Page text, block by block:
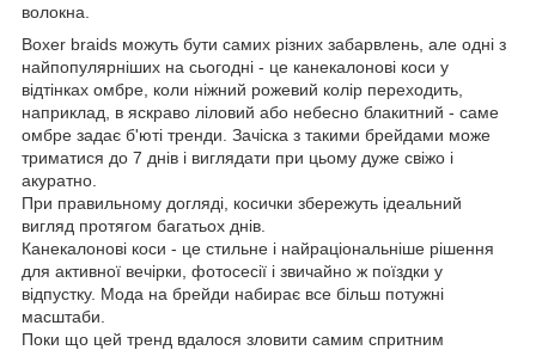
волокна.
Boxer braids можуть бути самих різних забарвлень, але одні з
найпопулярніших на сьогодні - це канекалонові коси у
відтінках омбре, коли ніжний рожевий колір переходить,
наприклад, в яскраво ліловий або небесно блакитний - саме
омбре задає б'юті тренди. Зачіска з такими брейдами може
триматися до 7 днів і виглядати при цьому дуже свіжо і
акуратно.
При правильному догляді, косички збережуть ідеальний
вигляд протягом багатьох днів.
Канекалонові коси - це стильне і найраціональніше рішення
для активної вечірки, фотосесії і звичайно ж поїздки у
відпустку. Мода на брейди набирає все більш потужні
масштаби.
Поки що цей тренд вдалося зловити самим спритним